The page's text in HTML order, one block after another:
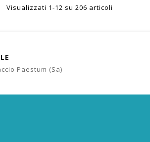
Visualizzati 1-12 su 206 articoli
Paestum (Sa)